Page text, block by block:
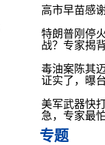
高市早苗感
特朗普刚停
战？专家揭
毒油案陈其
证实了，曝
美军武器快
急，专家最
专题